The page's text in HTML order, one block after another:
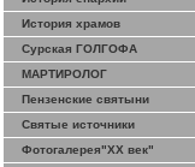
История храмов
Сурская ГОЛГОФА
МАРТИРОЛОГ
Пензенские святыни
Святые источники
Фотогалерея"ХХ век"